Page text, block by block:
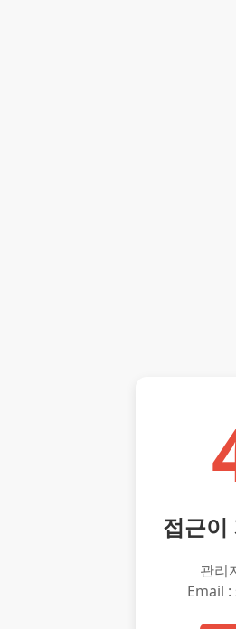
접근이
관리
Email